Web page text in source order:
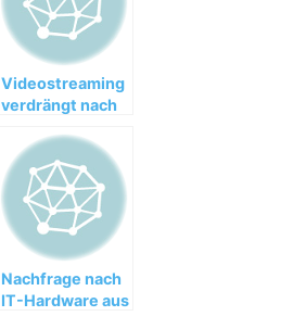
Videostreaming
verdrängt nach
klassisches TV
Nachfrage nach
IT-Hardware aus